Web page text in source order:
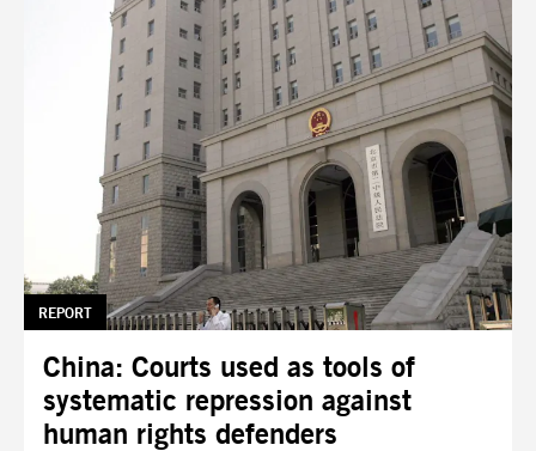
China: Courts used as tools of
systematic repression against
human rights defenders
TAG:
REPORT